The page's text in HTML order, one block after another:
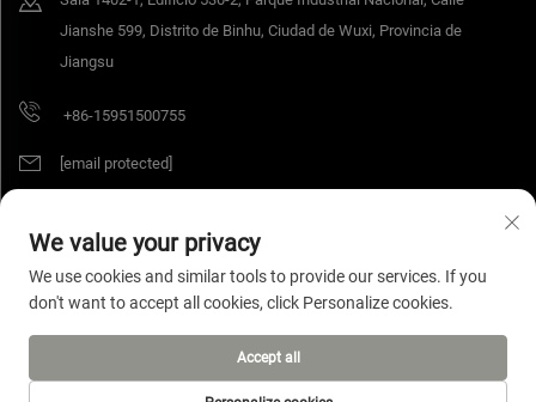
Jianshe 599, Distrito de Binhu, Ciudad de Wuxi, Provincia de
Jiangsu
+86-15951500755
[email protected]
Derechos de autor © 2025 Jiangsu Yangang Materials Co., Ltd. Todos los
derechos reservados. Política de privacidad
We value your privacy
We use cookies and similar tools to provide our services. If you
don't want to accept all cookies, click Personalize cookies.
Accept all